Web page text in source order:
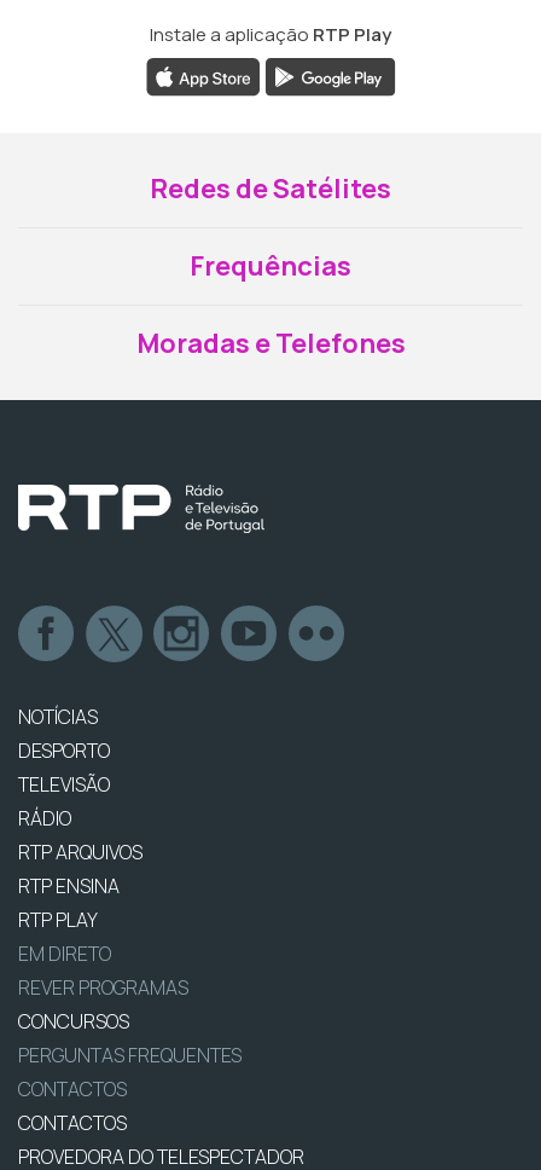
Instale a aplicação RTP Play
Redes de Satélites
Frequências
Moradas e Telefones
NOTÍCIAS
DESPORTO
TELEVISÃO
RÁDIO
RTP ARQUIVOS
RTP ENSINA
RTP PLAY
EM DIRETO
REVER PROGRAMAS
CONCURSOS
PERGUNTAS FREQUENTES
CONTACTOS
CONTACTOS
PROVEDORA DO TELESPECTADOR